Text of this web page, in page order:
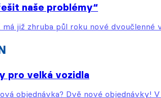
naše problémy“
má již zhruba půl roku nové
pro velká vozidla
objednávka? Dvě nové objednávky!